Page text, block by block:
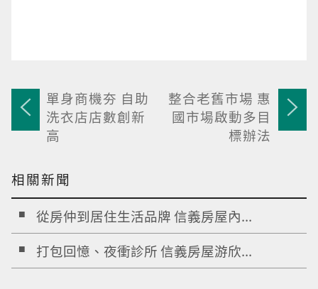
單身商機夯 自助
洗衣店店數創新
高
整合老舊市場 惠
國市場啟動多目
標辦法
相關新聞
從房仲到居住生活品牌 信義房屋內...
打包回憶、夜衝診所 信義房屋游欣...